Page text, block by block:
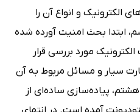
و انواع آن را
ابتدا بحث امنیت آورده شده
مورد بررسی قرار
سیار و مسائل مربوط به آن
پیاده‌سازی ساده‌ای از